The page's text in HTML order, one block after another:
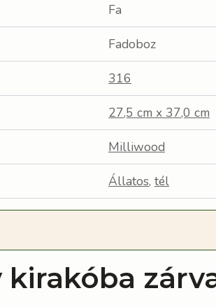
Fa
Fadoboz
316
27,5 cm x 37,0 cm
Milliwood
Állatos, tél